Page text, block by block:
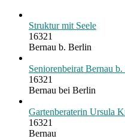
Struktur mit Seele
16321
Bernau b. Berlin
Seniorenbeirat Bernau
16321
Bernau bei Berlin
Gartenberaterin Ursula
16321
Bernau